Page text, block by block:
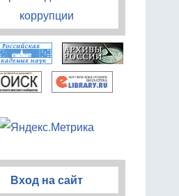
коррупции
Вход на сайт